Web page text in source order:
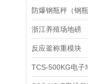
防爆钢瓶秤（钢瓶
浙江养殖场地磅
反应釜称重模块